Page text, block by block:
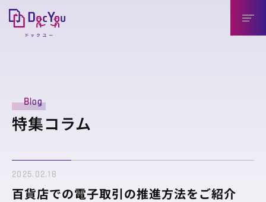
導入のメリット
導入企業様（送信側）
Blog
特集コラム
2025.02.18
百貨店での電子取引の推進方法をご紹介